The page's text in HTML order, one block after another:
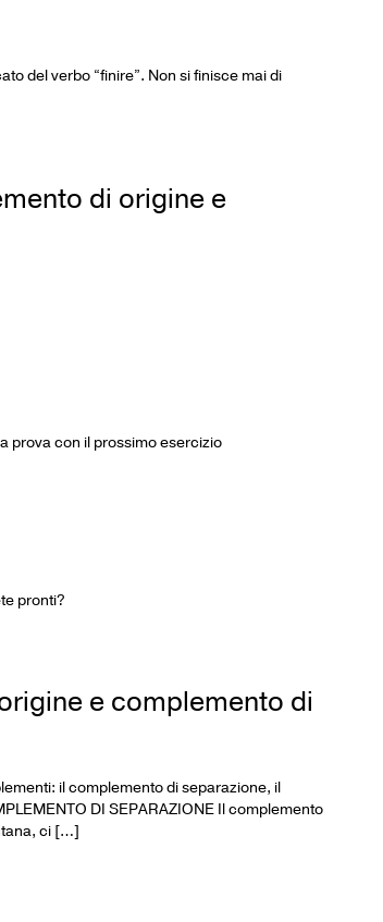
del verbo “finire”. Non si finisce mai di
di origine e
prova con il prossimo esercizio
pronti?
e complemento di
il complemento di separazione, il
DI SEPARAZIONE Il complemento
ci […]